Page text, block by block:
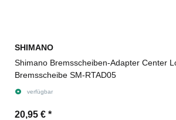
SHIMANO
Shimano Bremsscheiben-Adapter Center Lock für 6-
Bremsscheibe SM-RTAD05
verfügbar
20,95 € *